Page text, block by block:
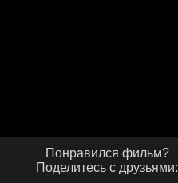
Понравился фильм?
Поделитесь с друзьями: